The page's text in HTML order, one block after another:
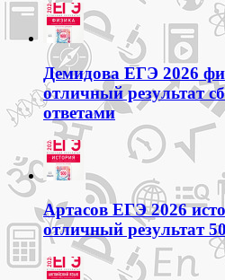
Демидова ЕГЭ 2026
отличный результат
ответами
Артасов ЕГЭ 2026
отличный результат